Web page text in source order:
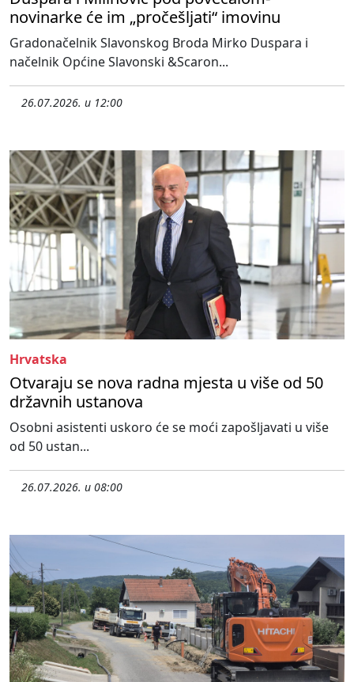
novinarke će im „pročešljati“ imovinu
Gradonačelnik Slavonskog Broda Mirko Duspara i
načelnik Općine Slavonski &Scaron...
26.07.2026. u 12:00
Hrvatska
Otvaraju se nova radna mjesta u više od 50
državnih ustanova
Osobni asistenti uskoro će se moći zapošljavati u više
od 50 ustan...
26.07.2026. u 08:00